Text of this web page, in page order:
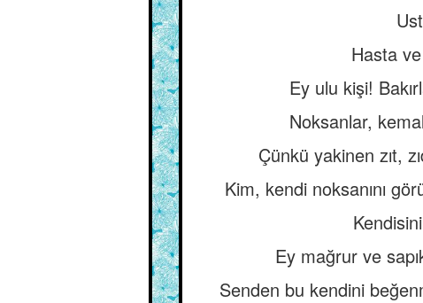
Hasta
Ey ulu kişi!
Noksanlar,
Çünkü yakinen zıt,
Kim, kendi noksanını
Ey mağrur ve
Senden bu kendini